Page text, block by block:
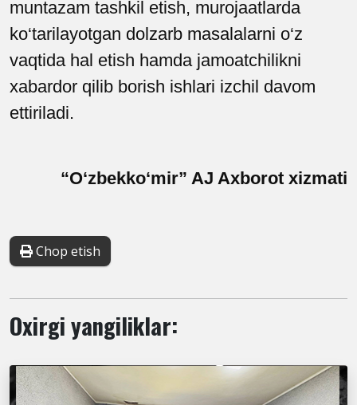
muntazam tashkil etish, murojaatlarda
ko‘tarilayotgan dolzarb masalalarni o‘z
vaqtida hal etish hamda jamoatchilikni
xabardor qilib borish ishlari izchil davom
ettiriladi.
“O‘zbekko‘mir” AJ Axborot xizmati
Chop etish
Oxirgi yangiliklar: